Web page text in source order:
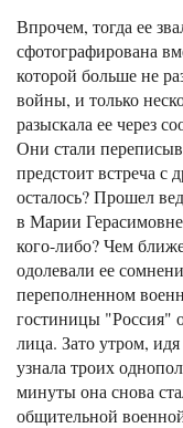
Впрочем, тогда ее
сфотографирована
которой больше не
войны, и только
разыскала ее через
Они стали
предстоит встреча
осталось? Прошел
в Марии
кого-либо? Чем
одолевали ее
переполненном
гостиницы "Россия"
лица. Зато утром,
узнала троих
минуты она снова
общительной